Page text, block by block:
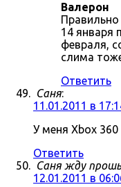
Валерон
Правильно
14 января
февраля,
слима
Ответить
Саня:
11.01.2011 в
У меня Xbox 360
Ответить
Саня жду
12.01.2011 в